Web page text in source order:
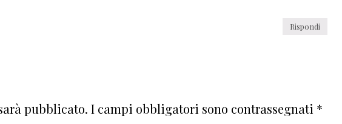
Rispondi
pubblicato. I campi obbligatori sono contrassegnati *